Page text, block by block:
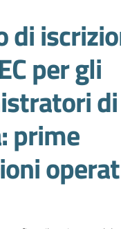
di
per gli
di
prime